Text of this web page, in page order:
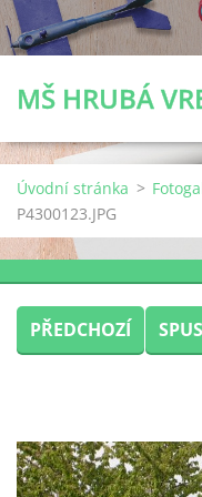
MŠ HRUBÁ
Úvodní stránka >
P4300123.JPG
PŘEDCHOZÍ